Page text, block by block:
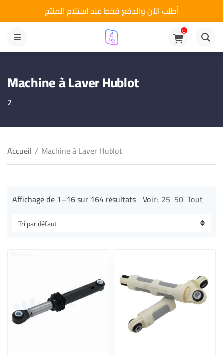
أطلب الآن والدفع فقط عند استلام المنتج
MENU
0
Machine à Laver Hublot
2
Accueil / Machine à Laver Hublot
Affichage de 1–16 sur 164 résultats Voir: 25 50 Tout